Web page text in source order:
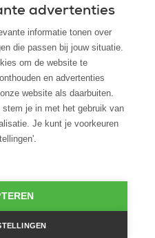
advertenties
informatie tonen over
die passen bij jouw situatie.
om de website te
en advertenties
website als daarbuiten.
je in met het gebruik van
Je kunt je voorkeuren